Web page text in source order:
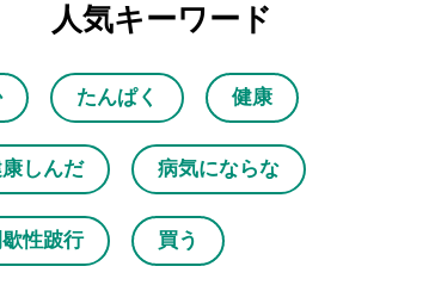
人気キーワード
たんぱく 健康
しんだ 病気にならな
歇性跛行 買う